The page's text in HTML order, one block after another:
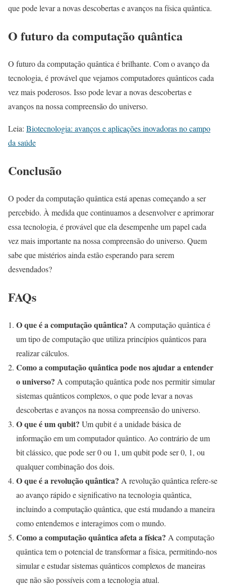
que pode levar a novas descobertas e avanços na física quântica.
O futuro da computação quântica
O futuro da computação quântica é brilhante. Com o avanço da
tecnologia, é provável que vejamos computadores quânticos cada
vez mais poderosos. Isso pode levar a novas descobertas e
avanços na nossa compreensão do universo.
Leia: Biotecnologia: avanços e aplicações inovadoras no campo
da saúde
Conclusão
O poder da computação quântica está apenas começando a ser
percebido. À medida que continuamos a desenvolver e aprimorar
essa tecnologia, é provável que ela desempenhe um papel cada
vez mais importante na nossa compreensão do universo. Quem
sabe que mistérios ainda estão esperando para serem
desvendados?
FAQs
O que é a computação quântica? A computação quântica é
um tipo de computação que utiliza princípios quânticos para
realizar cálculos.
Como a computação quântica pode nos ajudar a entender
o universo? A computação quântica pode nos permitir simular
sistemas quânticos complexos, o que pode levar a novas
descobertas e avanços na nossa compreensão do universo.
O que é um qubit? Um qubit é a unidade básica de
informação em um computador quântico. Ao contrário de um
bit clássico, que pode ser 0 ou 1, um qubit pode ser 0, 1, ou
qualquer combinação dos dois.
O que é a revolução quântica? A revolução quântica refere-se
ao avanço rápido e significativo na tecnologia quântica,
incluindo a computação quântica, que está mudando a maneira
como entendemos e interagimos com o mundo.
Como a computação quântica afeta a física? A computação
quântica tem o potencial de transformar a física, permitindo-nos
simular e estudar sistemas quânticos complexos de maneiras
que não são possíveis com a tecnologia atual.